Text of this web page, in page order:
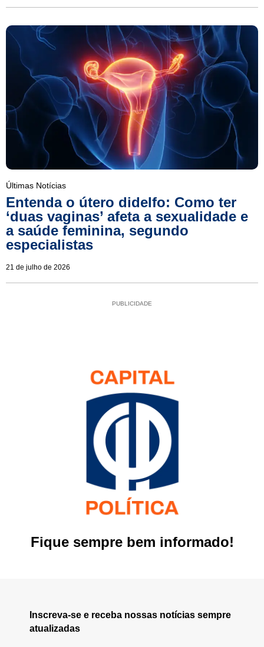
Últimas Notícias
Entenda o útero didelfo: Como ter
‘duas vaginas’ afeta a sexualidade e
a saúde feminina, segundo
especialistas
21 de julho de 2026
PUBLICIDADE
Fique sempre bem informado!
Inscreva-se e receba nossas notícias sempre
atualizadas